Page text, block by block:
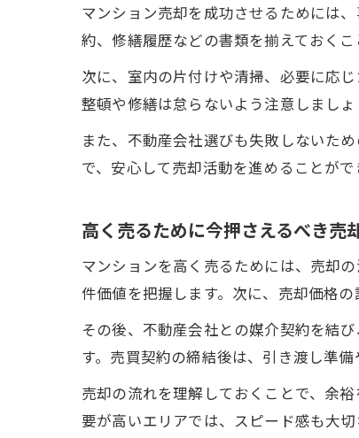
マンション売却を成功させるためには
約、修繕履歴などの書類を揃えておく
次に、室内の片付けや清掃、必要に応
整頓や修繕は怠らないよう注意しまし
また、不動産会社選びも失敗しないた
で、安心して売却活動を進めることが
高く売るために今押さえるべき売
マンションを高く売るためには、売却
件価値を把握します。次に、売却価格の
その後、不動産会社との媒介契約を結
す。売買契約の締結後は、引き渡し準
売却の流れを理解しておくことで、余
要が高いエリアでは、スピード感も大切